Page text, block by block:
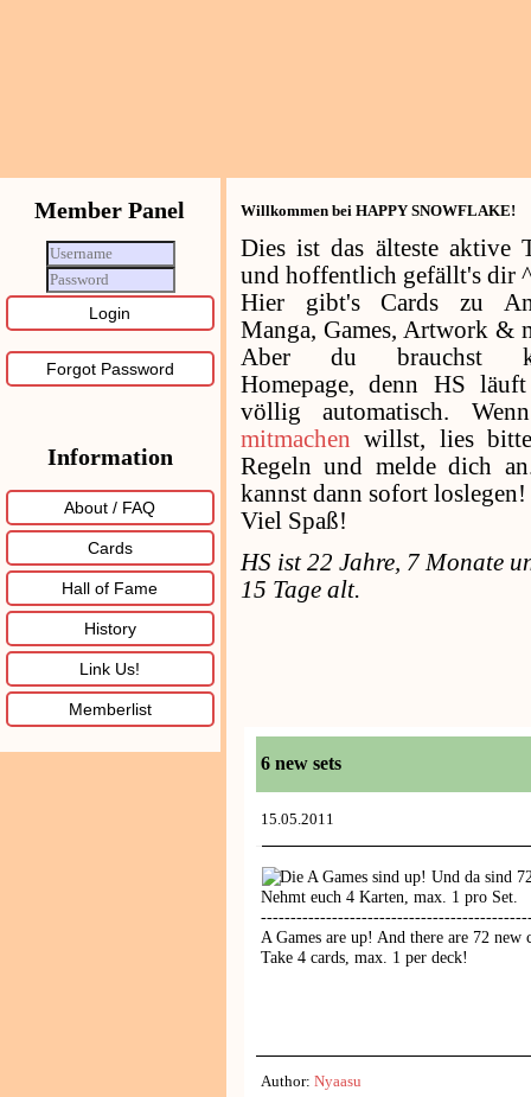
Member Panel
Forgot Password
Information
About / FAQ
Cards
Hall of Fame
History
Link Us!
Memberlist
Willkommen bei HAPPY SNOWFLAKE!
Dies ist das älteste aktive
und hoffentlich gefällt's dir
Hier gibt's Cards zu
Manga, Games, Artwork &
Aber du brauchst
Homepage, denn HS
völlig automatisch.
mitmachen willst, lies
Regeln und melde dich
kannst dann sofort loslegen!
Viel Spaß!
HS ist 22 Jahre, 7 Monate
15 Tage alt.
6 new sets
15.05.2011
Die A Games sind up! Und da sind
Nehmt euch 4 Karten, max. 1 pro Set.
A Games are up! And there are 72
Take 4 cards, max. 1 per deck!
Author:Nyaasu